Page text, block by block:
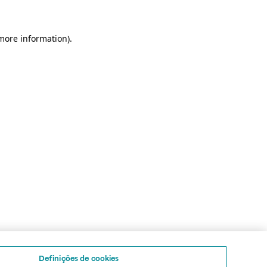
information).
Definições de cookies